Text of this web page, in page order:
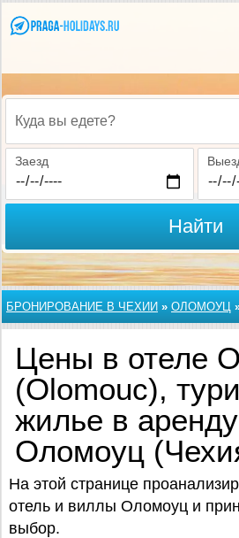
Куда вы едете?
Заезд
Найти
БРОНИРОВАНИЕ В ЧЕХИИ » ОЛОМОУЦ
Цены в отеле
(Olomouc),
жилье в
Оломоуц
На этой странице
отель и виллы Оломоуц и
выбор.